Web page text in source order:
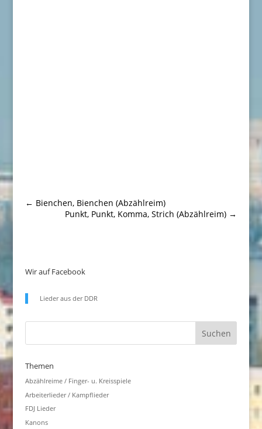
← Bienchen, Bienchen (Abzählreim)
Punkt, Punkt, Komma, Strich (Abzählreim) →
Wir auf Facebook
Lieder aus der DDR
Themen
Abzählreime / Finger- u. Kreisspiele
Arbeiterlieder / Kampflieder
FDJ Lieder
Kanons